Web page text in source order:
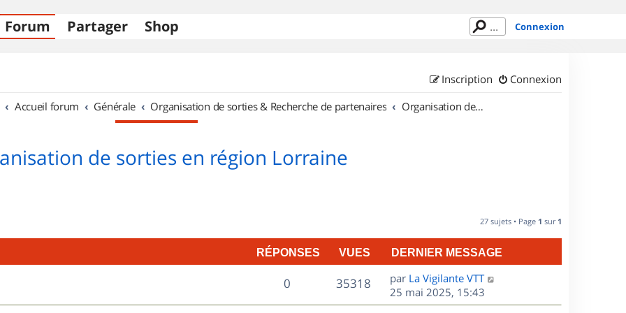
Forum Partager Shop Connexion
Connexion
Inscription
Accueil forum Générale Organisation de sorties & Recherche de partenaires Organisation de sorties en région Lorraine
de sorties en région Lorraine
27 sujets • Page 1 sur 1
RÉPONSES VUES DERNIER MESSAGE
0R
é
35318V
u
D
e
r
par La Vigilante VTT
25 mai 2025, 15:43